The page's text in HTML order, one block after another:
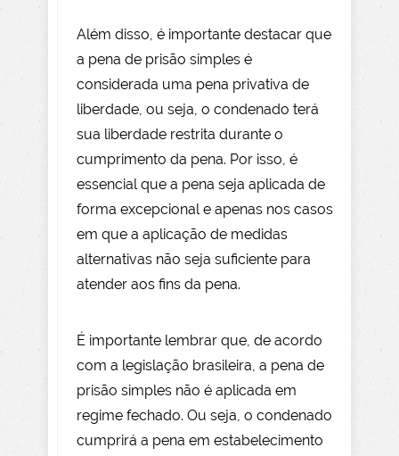
Além disso, é importante destacar que
a pena de prisão simples é
considerada uma pena privativa de
liberdade, ou seja, o condenado terá
sua liberdade restrita durante o
cumprimento da pena. Por isso, é
essencial que a pena seja aplicada de
forma excepcional e apenas nos casos
em que a aplicação de medidas
alternativas não seja suficiente para
atender aos fins da pena.
É importante lembrar que, de acordo
com a legislação brasileira, a pena de
prisão simples não é aplicada em
regime fechado. Ou seja, o condenado
cumprirá a pena em estabelecimento